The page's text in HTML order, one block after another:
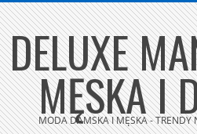
Skip
to
content
DELUXE
MĘSKA I
MODA DAMSKA I MĘSKA - TRENDY